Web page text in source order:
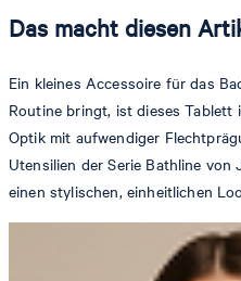
Das macht diesen
Ein kleines Accessoire für das
Routine bringt, ist dieses Tablett
Optik mit aufwendiger
Utensilien der Serie Bathline
einen stylischen, einheitlichen